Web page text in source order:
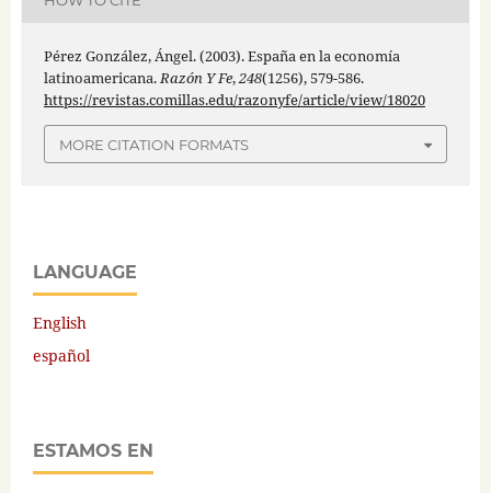
Pérez González, Ángel. (2003). España en la economía
latinoamericana.Razón Y Fe,248(1256), 579-586.
https://revistas.comillas.edu/razonyfe/article/view/18020
MORE CITATION FORMATS
LANGUAGE
English
español
ESTAMOS EN